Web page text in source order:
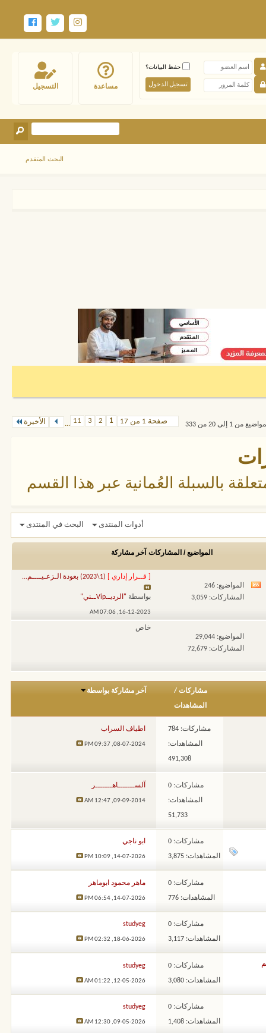
التسجيل مساعدة
حفظ البيانات؟
البحث المتقدم
صفحة 1 من 17 1
2
3
11
... الأخيرة 1 إلى 20 من 333
بالسبلة العُمانية عبر هذا القسم
أدوات المنتدى البحث في المنتدى
المواضيع / المشاركات آخر مشاركة
مشاهدة
هذا
المنتدى
المواضيع: 246
المشاركات: 3,059
[ قــرار إداري ] (1\2023) بعودة الـزعـيــــم...
بواسطة "الرديــVipــني"
16-12-2023,
07:06 AM
المواضيع: 29,044
المشاركات: 72,679
خاص
مشاركات /
المشاهدات
آخر مشاركة بواسطة
مشاركات: 784
المشاهدات:
491,308
اطياف السراب
08-07-2024,
09:37 PM
مشاركات: 0
المشاهدات:
51,733
آلســـــــاهـــــــر
09-09-2014,
12:47 AM
مشاركات: 0
المشاهدات: 3,875
ابو ناجي
14-07-2026,
10:09 PM
مشاركات: 0
المشاهدات: 776
ماهر محمود ابوماهر
14-07-2026,
06:54 PM
مشاركات: 0
المشاهدات: 3,117
studyeg
18-06-2026,
02:32 PM
مشاركات: 0
المشاهدات: 3,080
studyeg
12-05-2026,
01:22 AM
مشاركات: 0
المشاهدات: 1,408
studyeg
09-05-2026,
12:30 AM